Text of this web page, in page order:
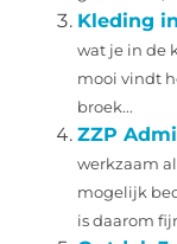
Kleding
wat je in de
mooi vindt
broek...
ZZP
werkzaam
mogelijk
is daarom